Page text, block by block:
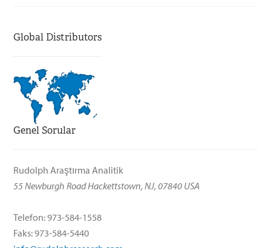
Global Distributors
Genel Sorular
Rudolph Araştırma Analitik
55 Newburgh Road Hackettstown, NJ, 07840 USA
Telefon: 973-584-1558
Faks: 973-584-5440